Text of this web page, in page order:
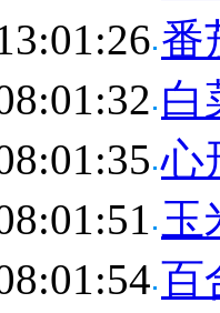
番
白
心
玉
百